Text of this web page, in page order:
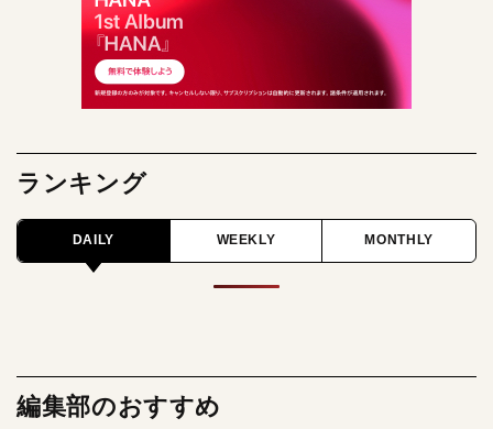
ランキング
DAILY WEEKLY MONTHLY
編集部のおすすめ